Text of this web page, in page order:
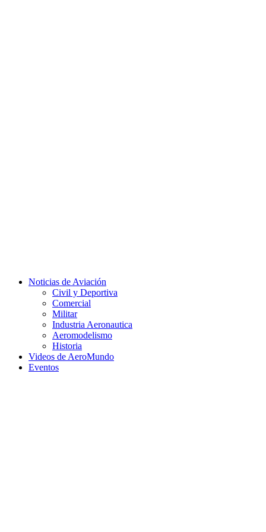
Noticias de Aviación
Civil y Deportiva
Comercial
Militar
Industria Aeronautica
Aeromodelismo
Historia
Videos de AeroMundo
Eventos